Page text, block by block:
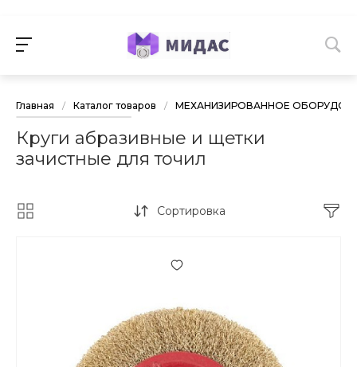
Главная / Каталог товаров / МЕХАНИЗИРОВАННОЕ
Круги абразивные и щетки
зачистные для точил
Сортировка